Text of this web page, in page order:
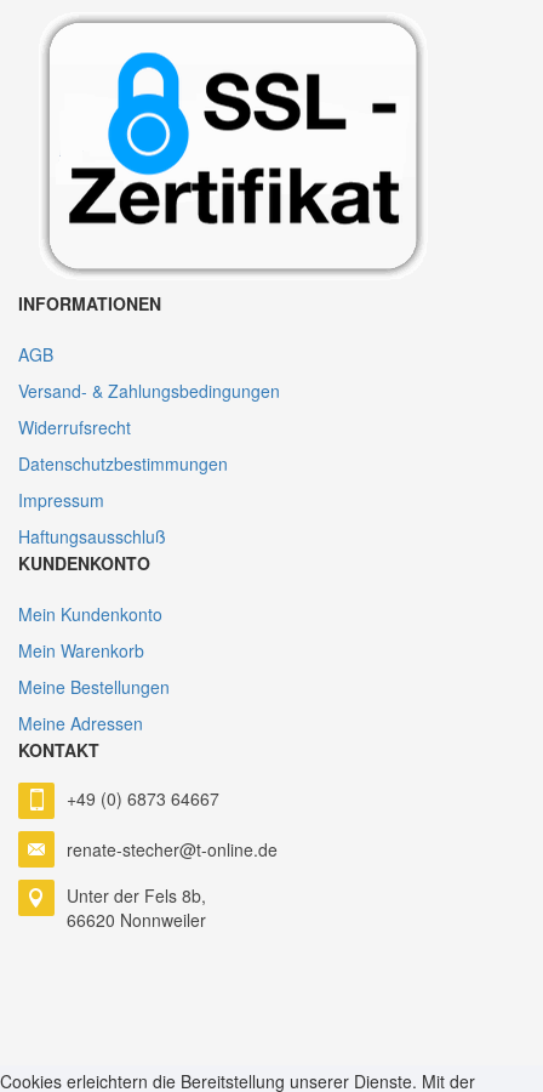
INFORMATIONEN
AGB
Versand- & Zahlungsbedingungen
Widerrufsrecht
Datenschutzbestimmungen
Impressum
Haftungsausschluß
KUNDENKONTO
Mein Kundenkonto
Mein Warenkorb
Meine Bestellungen
Meine Adressen
KONTAKT
+49 (0) 6873 64667
renate-stecher@t-online.de
Unter der Fels 8b,
66620 Nonnweiler
ankara escort ankara escort
Cookies erleichtern die Bereitstellung unserer Dienste. Mit der